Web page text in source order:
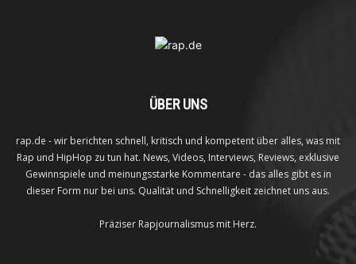
ÜBER UNS
rap.de - wir berichten schnell, kritisch und kompetent über alles, was mit
Rap und HipHop zu tun hat. News, Videos, Interviews, Reviews, exklusive
Gewinnspiele und meinungsstarke Kommentare - das alles gibt es in
dieser Form nur bei uns. Qualität und Schnelligkeit zeichnet uns aus.
Präziser Rapjournalismus mit Herz.